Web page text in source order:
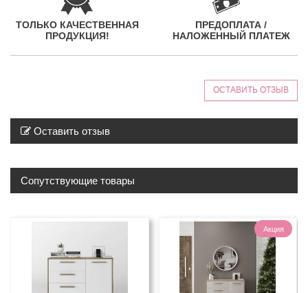
ТОЛЬКО КАЧЕСТВЕННАЯ
ПРОДУКЦИЯ!
ПРЕДОПЛАТА /
НАЛОЖЕННЫЙ ПЛАТЕЖ
ОСТАВИТЬ ОТЗЫВ
Оставить отзыв
Сопутствующие товары
Акция